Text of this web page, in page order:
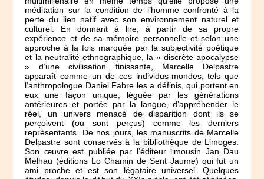
méditation sur la condition de l’homme confronté à la
perte du lien natif avec son environnement naturel et
culturel. En donnant à lire, à partir de sa propre
expérience et de sa mémoire personnelle et selon une
approche à la fois marquée par la subjectivité poétique
et la neutralité ethnographique, la « discrète apocalypse
» d’une civilisation finissante, Marcelle Delpastre
apparaît comme un de ces individus-mondes, tels que
l’anthropologue Daniel Fabre les a définis, qui portent en
eux une façon unique, léguée par les générations
antérieures et portée par la langue, d’appréhender le
réel, un univers menacé de disparition dont ils se
perçoivent (ou sont perçus) comme les derniers
représentants. De nos jours, les manuscrits de Marcelle
Delpastre sont conservés à la bibliothèque de Limoges.
Son œuvre est publiée par l’éditeur limousin Jan Dau
Melhau (éditions Lo Chamin de Sent Jaume) qui fut un
ami proche et est son légataire universel. Quelques